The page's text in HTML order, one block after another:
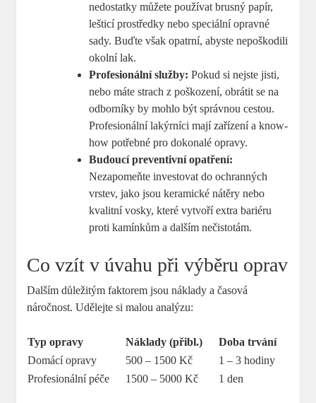
nedostatky můžete používat brusný papír,
lešticí prostředky nebo speciální opravné
sady. Buďte však opatrní, abyste nepoškodili
okolní lak.
Profesionální služby: Pokud si nejste jisti,
nebo máte strach z poškození, obrátit se na
odborníky by mohlo být správnou cestou.
Profesionální lakýrníci mají zařízení a know-
how potřebné pro dokonalé opravy.
Budoucí preventivní opatření:
Nezapomeňte investovat do ochranných
vrstev, jako jsou keramické nátěry nebo
kvalitní vosky, které vytvoří extra bariéru
proti kamínkům a dalším nečistotám.
Co vzít v úvahu při výběru oprav
Dalším důležitým faktorem jsou náklady a časová
náročnost. Udělejte si malou analýzu:
Typ opravy Náklady (přibl.)
Doba trvání
Domácí opravy
500 – 1500 Kč
1 – 3 hodiny
Profesionální péče
1500 – 5000 Kč 1 den